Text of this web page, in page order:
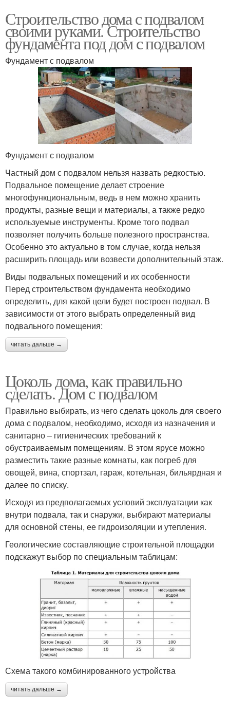
Строительство дома с подвалом
своими руками. Строительство
фундамента под дом с подвалом
Фундамент с подвалом
Фундамент с подвалом
Частный дом с подвалом нельзя назвать редкостью.
Подвальное помещение делает строение
многофункциональным, ведь в нем можно хранить
продукты, разные вещи и материалы, а также редко
используемые инструменты. Кроме того подвал
позволяет получить больше полезного пространства.
Особенно это актуально в том случае, когда нельзя
расширить площадь или возвести дополнительный этаж.
Виды подвальных помещений и их особенности
Перед строительством фундамента необходимо
определить, для какой цели будет построен подвал. В
зависимости от этого выбрать определенный вид
подвального помещения:
читать дальше →
Цоколь дома, как правильно
сделать. Дом с подвалом
Правильно выбирать, из чего сделать цоколь для своего
дома с подвалом, необходимо, исходя из назначения и
санитарно – гигиенических требований к
обустраиваемым помещениям. В этом ярусе можно
разместить такие разные комнаты, как погреб для
овощей, вина, спортзал, гараж, котельная, бильярдная и
далее по списку.
Исходя из предполагаемых условий эксплуатации как
внутри подвала, так и снаружи, выбирают материалы
для основной стены, ее гидроизоляции и утепления.
Геологические составляющие строительной площадки
подскажут выбор по специальным таблицам:
Схема такого комбинированного устройства
читать дальше →